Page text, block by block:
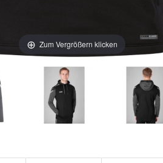
Zum Vergrößern klicken